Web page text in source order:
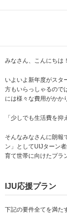
みなさん、こんにちは
いよいよ新年度がスタ
方もいらっしゃるので
には様々な費用がかか
「少しでも生活費を抑
そんなみなさんに朗報
ン」としてUIJターン
育て世帯に向けたプラ
IJU応援プラン
下記の要件全てを満た